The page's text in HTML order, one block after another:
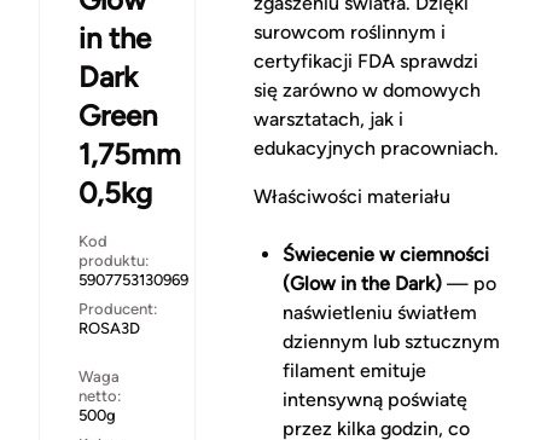
in the
Dark
Green
1,75mm
0,5kg
Kod
produktu:
5907753130969
Producent:
ROSA3D
Waga
netto:
500g
surowcom roślinnym i
certyfikacji FDA sprawdzi
się zarówno w domowych
warsztatach, jak i
edukacyjnych pracowniach.
Właściwości materiału
Świecenie w ciemności
(Glow in the Dark)— po
naświetleniu światłem
dziennym lub sztucznym
filament emituje
intensywną poświatę
przez kilka godzin, co